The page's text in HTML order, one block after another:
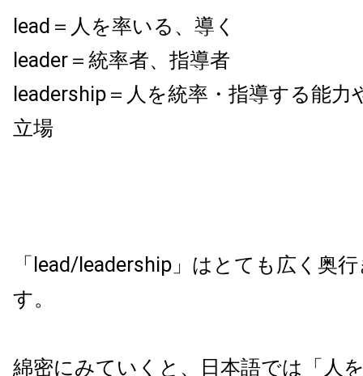
lead＝人を率いる、導く
leader＝統率者、指導者
leadership＝人を統率・指導する能力
立場
「lead/leadership」はとても広く奥
す。
綿密にみていくと、日本語では「人